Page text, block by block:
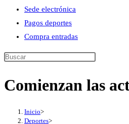
Sede electrónica
Pagos deportes
Compra entradas
Buscar
esta
Comienzan las
Inicio>
Deportes>